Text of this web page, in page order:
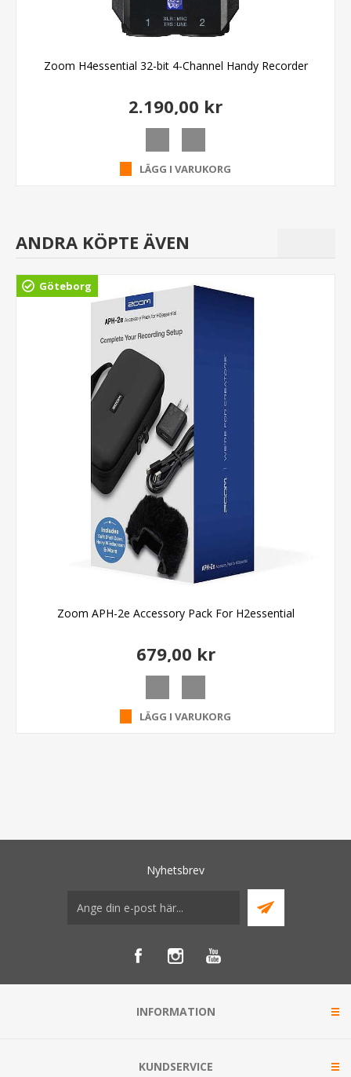
Zoom H4essential 32-bit 4-Channel Handy Recorder
2.190,00 kr
LÄGG I VARUKORG
ANDRA KÖPTE ÄVEN
Göteborg
Zoom APH-2e Accessory Pack For H2essential
679,00 kr
LÄGG I VARUKORG
Nyhetsbrev
INFORMATION
KUNDSERVICE